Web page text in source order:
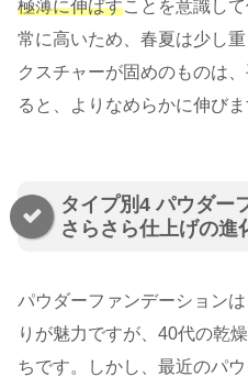
極薄に伸ばすことを意識し
常に高いため、春夏は少し
クスチャーが固めのものは
ると、よりなめらかに伸びま
タイプ別4 パウダー
さらさら仕上げの進
パウダーファンデーション
りが魅力ですが、40代の乾
ちです。しかし、最近のパ